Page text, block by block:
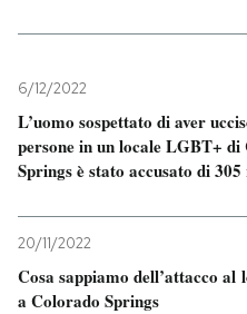
Mondo
Tecnologia
Internet
Scienza
6/12/2022
L’uomo sospettato di aver
persone in un locale LGBT+ di
Springs è stato accusato di
20/11/2022
Cosa sappiamo dell’attacco al
a Colorado Springs